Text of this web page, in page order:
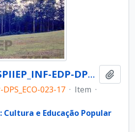
Ecologia : BR-SPIIEP_INF-EDP-DPS_ECO-023-17 [diapositivo]
DPS_ECO-023-17 · Item ·
Cultura e Educação Popular